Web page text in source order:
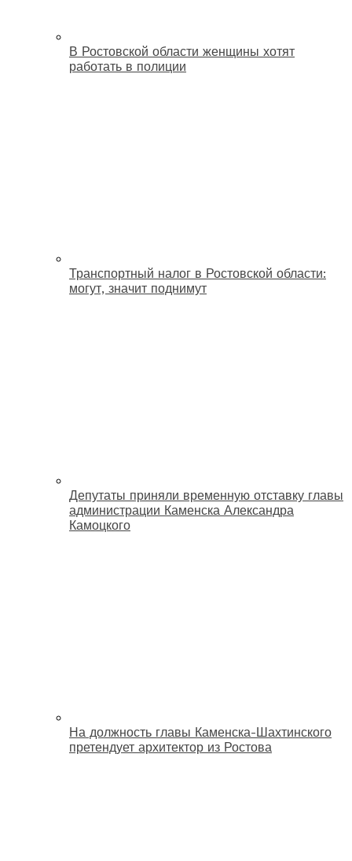
В Ростовской области женщины хотят
работать в полиции
Транспортный налог в Ростовской области:
могут, значит поднимут
Депутаты приняли временную отставку главы
администрации Каменска Александра
Камоцкого
На должность главы Каменска-Шахтинского
претендует архитектор из Ростова